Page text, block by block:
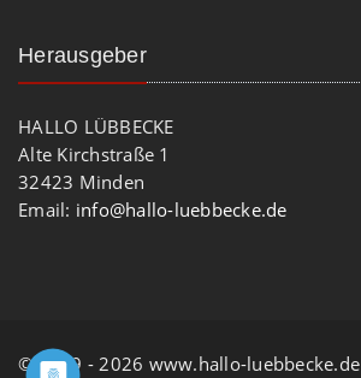
Herausgeber
HALLO LÜBBECKE
Alte Kirchstraße 1
32423 Minden
Email: info@hallo-luebbecke.de
© 2009 - 2026 www.hallo-luebbecke.de